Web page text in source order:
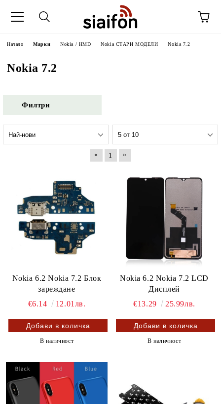
Начало Марки Nokia / HMD Nokia СТАРИ МОДЕЛИ Nokia 7.2
Nokia 7.2
Филтри
« 1 »
Nokia 6.2 Nokia 7.2 Блок
зареждане
€6.14
12.01лв.
В наличност
Nokia 6.2 Nokia 7.2 LCD
Дисплей
€13.29
25.99лв.
В наличност